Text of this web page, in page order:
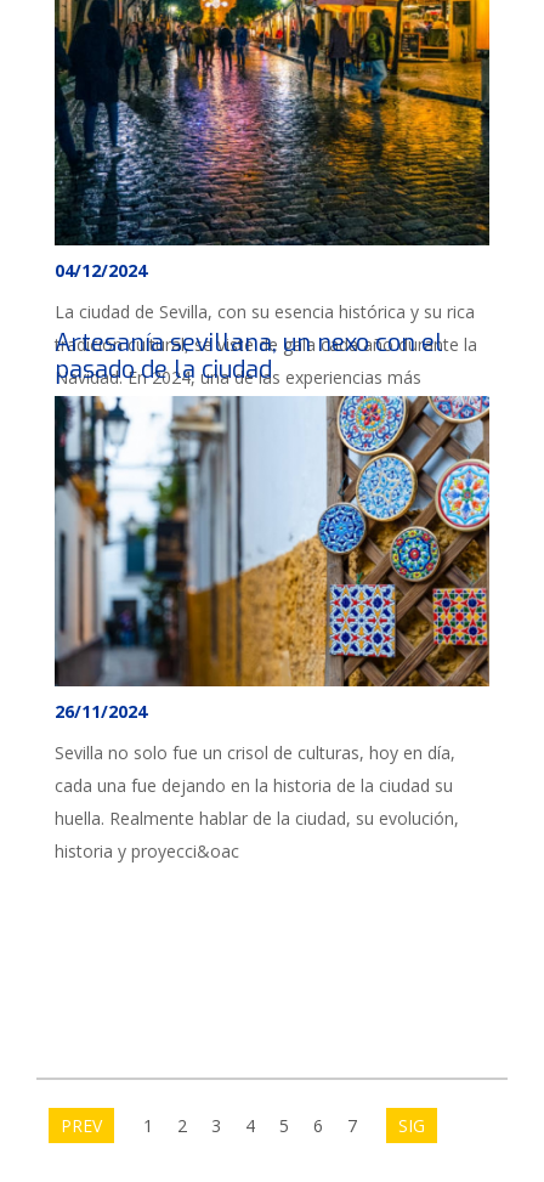
04/12/2024
La ciudad de Sevilla, con su esencia histórica y su rica
tradición cultural, se viste de gala cada año durante la
Navidad. En 2024, una de las experiencias más
destacada
Artesanía sevillana, un nexo con el
pasado de la ciudad
26/11/2024
Sevilla no solo fue un crisol de culturas, hoy en día,
cada una fue dejando en la historia de la ciudad su
huella. Realmente hablar de la ciudad, su evolución,
historia y proyecci&oac
PREV 1 2 3 4 5 6 7 SIG